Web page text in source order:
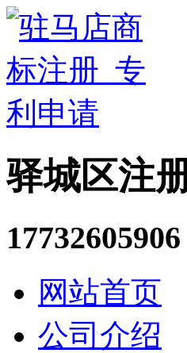
驿城区注
17732605906
网站首页
公司介绍